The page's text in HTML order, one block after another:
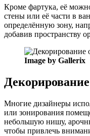
Кроме фартука, её
стены или её части в
определённую зону,
добавив пространству
Image by Gallerix
Многие дизайнеры
или зонирования
небольшую нишу,
чтобы привлечь